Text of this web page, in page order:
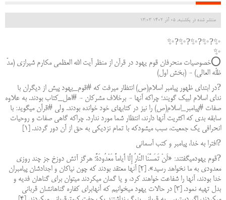
منتشر شده در یکشنبه, 05 آذر 1402 13:03
✨?✨?✨?✨?✨
✨
⭕️خصوصیات منحرفان قوم یهود در قرآن از منظر آیت الله العظمی مکارم شیرازی (مدّ
ظلّه العالی) - (بخش اول)
?در ابتداى ظهور پیامبر اسلام(ص) انتظار میرفت که #قوم_یهود پیش از دیگران با
نداى اسلام لبیک گویند؛ چراکه آنها - برخلاف مشرکان - #اهل_کتاب بودند. به علاوه
صفات #پیامبر_اسلام(ص) را نیز در کتابهاى خود خوانده بودند. ولى #قرآن میگوید: با
سابقه بدى که اکثریت آنها دارند، انتظار شما مورد ندارد. چراکه گاهى صفات و روحیات
انحرافى یک جمعیت، سبب میشودکه با تمام نزدیکى به حق از آن دور گردند. [۱]
?افترا به خدا، پیامبر و کتب آسمانی
?قوم یهودمیگفتند: «لَنْ تَمَسَّنَا النَّارُ إِلَّا أَیاماً مَعْدُودَةً؛ هرگز آتش دوزخ جز چند روزى
معدودى به ما نخواهد رسید». [۲] آنها معتقد بودند که چون نیاکان و اجدادشان پیامبران
خدا بودند، آنها را شفاعت خواهند کرد، و یا گمان ميکردند میتوان براى گناهان فدیه و
بدل تهیه نمود. [۳] در حالات یهود میخوانیم که آنهابراى کفاره گناهانشان قربانى